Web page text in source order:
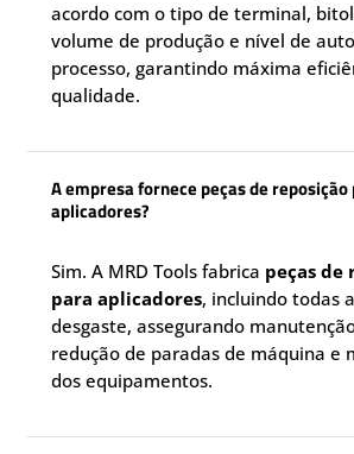
acordo com o tipo de terminal,
volume de produção e nível de
processo, garantindo máxima
qualidade.
A empresa fornece peças de
aplicadores?
Sim. A MRD Tools fabrica peças de
para aplicadores, incluindo todas
desgaste, assegurando
redução de paradas de máquina e
dos equipamentos.